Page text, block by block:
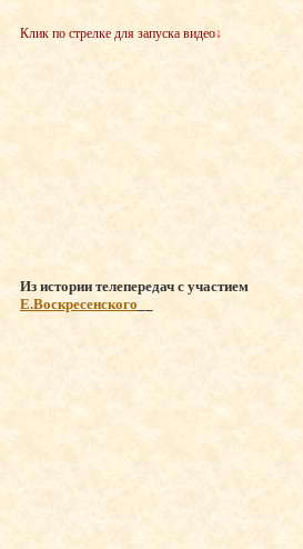
Клик по стрелке для запуска видео↓
Из истории телепередач с участием
Е.Воскресенского